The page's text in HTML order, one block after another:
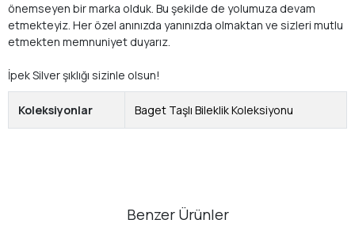
önemseyen bir marka olduk. Bu şekilde de yolumuza devam
etmekteyiz. Her özel anınızda yanınızda olmaktan ve sizleri mutlu
etmekten memnuniyet duyarız.
İpek Silver şıklığı sizinle olsun!
Koleksiyonlar Baget Taşlı Bileklik Koleksiyonu
Benzer Ürünler